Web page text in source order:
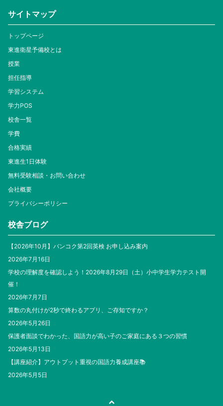
サイトマップ
トップページ
東進衛星予備校とは
授業
担任指導
学習システム
学力POS
校舎一覧
学費
合格実績
東進生1日体験
無料受験相談・お問い合わせ
会社概要
プライバシーポリシー
校舎ブログ
【2026年10月】バンコク第2回英検 お申し込み案内
2026年7月16日
学校の理解度を確認しよう！2026年8月29日（土）小中学生学力テスト開
催！
2026年7月7日
算数の丸付けが2秒で終わるアプリ、ご存知ですか？
2026年5月26日
保護者面談でわかった、国語力が高い子のご家庭にある３つの習慣
2026年5月13日
【講座紹介】アウトプット重視の国語力養成講座📚
2026年5月5日